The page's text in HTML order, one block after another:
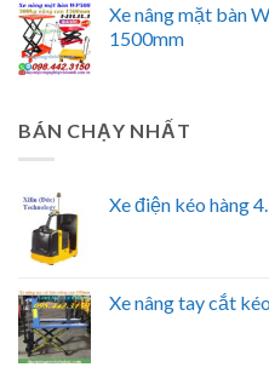
Xe nâng mặt bàn
1500mm
BÁN CHẠY NHẤT
Xe điện kéo hàng
Xe nâng tay cắt